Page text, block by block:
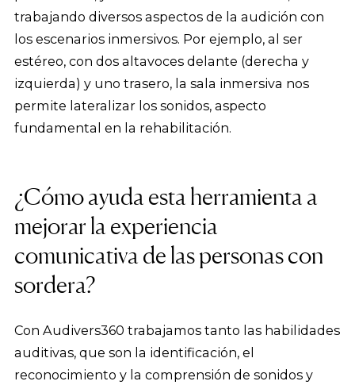
trabajando diversos aspectos de la audición con
los escenarios inmersivos. Por ejemplo, al ser
estéreo, con dos altavoces delante (derecha y
izquierda) y uno trasero, la sala inmersiva nos
permite lateralizar los sonidos, aspecto
fundamental en la rehabilitación.
¿Cómo ayuda esta herramienta a
mejorar la experiencia
comunicativa de las personas con
sordera?
Con Audivers360 trabajamos tanto las habilidades
auditivas, que son la identificación, el
reconocimiento y la comprensión de sonidos y